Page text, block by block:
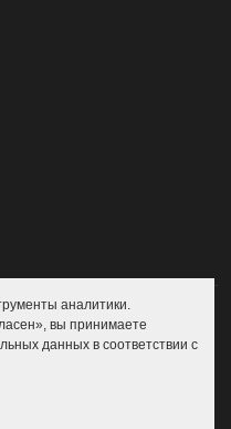
аналитики.
вы принимаете
данных в соответствии с